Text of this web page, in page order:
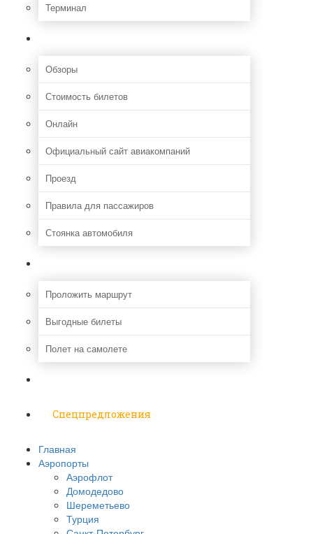
Терминал
Обзоры
Стоимость билетов
Онлайн
Официальный сайт авиакомпаний
Проезд
Правила для пассажиров
Стоянка автомобиля
Проложить маршрут
Выгодные билеты
Полет на самолете
Спецпредложения
Главная
Аэропорты
Аэрофлот
Домодедово
Шереметьево
Турция